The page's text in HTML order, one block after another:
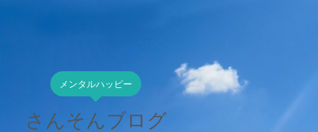
メンタルハッピー
さんそんブログ